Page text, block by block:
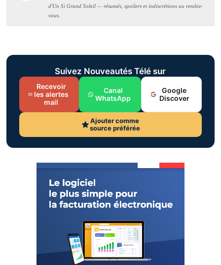
d'Un Si Grand Soleil — résumés, spoilers et indiscrétions au rendez-
vous.
Suivez Nouveautés Télé sur
Recevoir
les alertes
mail
Canal
WhatsApp
Google
Discover
Ajouter comme
source préférée